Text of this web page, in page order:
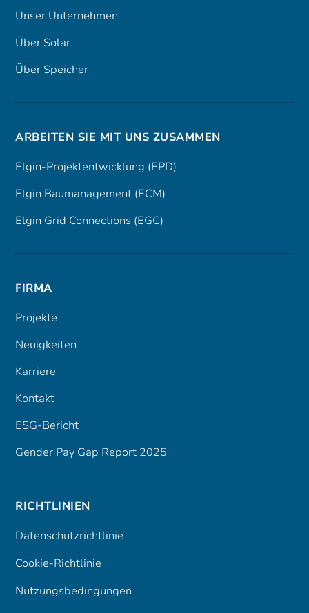
Unser Unternehmen
Über Solar
Über Speicher
ARBEITEN SIE MIT UNS ZUSAMMEN
Elgin-Projektentwicklung (EPD)
Elgin Baumanagement (ECM)
Elgin Grid Connections (EGC)
FIRMA
Projekte
Neuigkeiten
Karriere
Kontakt
ESG-Bericht
Gender Pay Gap Report 2025
RICHTLINIEN
Datenschutzrichtlinie
Cookie-Richtlinie
Nutzungsbedingungen